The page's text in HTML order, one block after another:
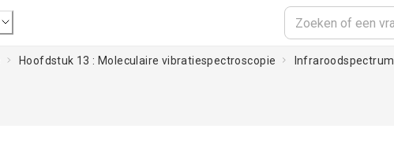
Hoofdstuk 13 : Moleculaire vibratiespectroscopie Infraroodspectrum